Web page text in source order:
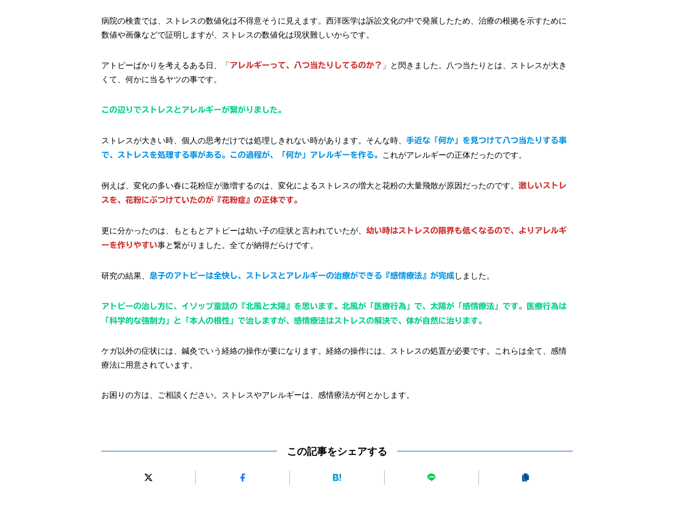
病院の検査では、ストレスの数値化は不得意そうに見えます。西洋医学は訴訟文化の中で発展したため、治療の根拠を示すために
数値や画像などで証明しますが、ストレスの数値化は現状難しいからです。
アトピーばかりを考えるある日、「 アレルギーって、八つ当たりしてるのか？ 」と閃きました。八つ当たりとは、ストレスが大き
くて、何かに当るヤツの事です。
この辺りでストレスとアレルギーが繋がりました。
ストレスが大きい時、個人の思考だけでは処理しきれない時があります。そんな時、 手近な「何か」を見つけて八つ当たりする事
で、ストレスを処理する事がある。この過程が、「何か」アレルギーを作る。
これがアレルギーの正体だったのです。
例えば、変化の多い春に花粉症が激増するのは、変化によるストレスの増大と花粉の大量飛散が原因だったのです。 激しいストレ
スを、花粉にぶつけていたのが『花粉症』の正体です。
更に分かったのは、もともとアトピーは幼い子の症状と言われていたが、 幼い時はストレスの限界も低くなるので、よりアレルギ
ーを作りやすい事と繋がりました。全てが納得だらけです。
研究の結果、 息子のアトピーは全快し、ストレスとアレルギーの治療ができる『感情療法』が完成しました。
アトピーの治し方に、イソップ童話の『北風と太陽』を思います。北風が「医療行為」で、太陽が「感情療法」です。医療行為は
「科学的な強制力」と「本人の根性」で治しますが、感情療法はストレスの解決で、体が自然に治ります。
ケガ以外の症状には、鍼灸でいう経絡の操作が要になります。経絡の操作には、ストレスの処置が必要です。これらは全て、感情
療法に用意されています。
お困りの方は、ご相談ください。ストレスやアレルギーは、感情療法が何とかします。
この記事をシェアする